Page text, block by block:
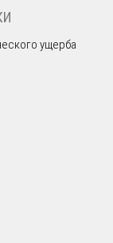
ущерба